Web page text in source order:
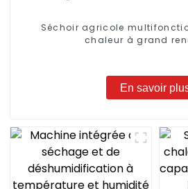
Séchoir agricole
chaleur à grand
En savoir